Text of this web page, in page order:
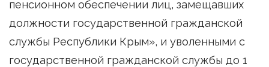
пенсионном обеспечении лиц, замещавших
должности государственной гражданской
службы Республики Крым», и уволенными с
государственной гражданской службы до 1